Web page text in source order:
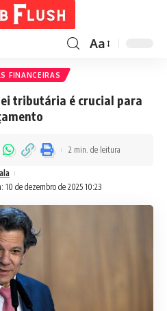
Aa
FINANCEIRAS
tributária é crucial para
10 de dezembro de 2025 10:23
2 min. de leitura